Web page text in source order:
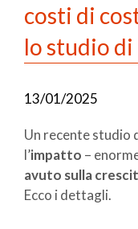
costi di
lo studio
13/01/2025
Un recente studio
l’impatto –
avuto sulla
Ecco i dettagli.